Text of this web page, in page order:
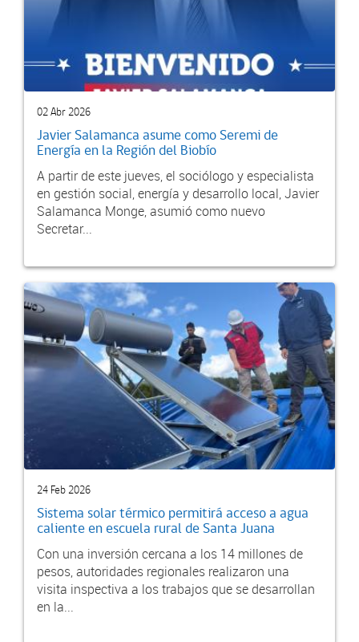
02 Abr 2026
Javier Salamanca asume como Seremi de
Energía en la Región del Biobío
A partir de este jueves, el sociólogo y especialista
en gestión social, energía y desarrollo local, Javier
Salamanca Monge, asumió como nuevo
Secretar...
24 Feb 2026
Sistema solar térmico permitirá acceso a agua
caliente en escuela rural de Santa Juana
Con una inversión cercana a los 14 millones de
pesos, autoridades regionales realizaron una
visita inspectiva a los trabajos que se desarrollan
en la...